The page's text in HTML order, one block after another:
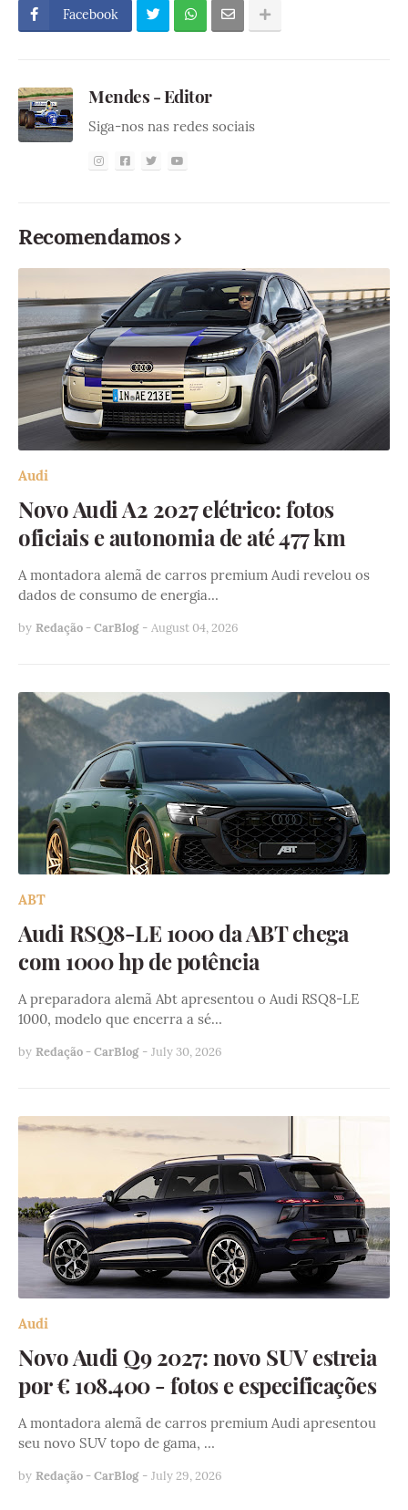
Facebook
Mendes - Editor
Siga-nos nas redes sociais
Recomendamos
Audi
Novo Audi A2 2027 elétrico: fotos
oficiais e autonomia de até 477 km
A montadora alemã de carros premium Audi revelou os
dados de consumo de energia…
by Redação - CarBlog - August 04, 2026
ABT
Audi RSQ8-LE 1000 da ABT chega
com 1000 hp de potência
A preparadora alemã Abt apresentou o Audi RSQ8-LE
1000, modelo que encerra a sé…
by Redação - CarBlog - July 30, 2026
Audi
Novo Audi Q9 2027: novo SUV estreia
por € 108.400 - fotos e especificações
A montadora alemã de carros premium Audi apresentou
seu novo SUV topo de gama, …
by Redação - CarBlog - July 29, 2026